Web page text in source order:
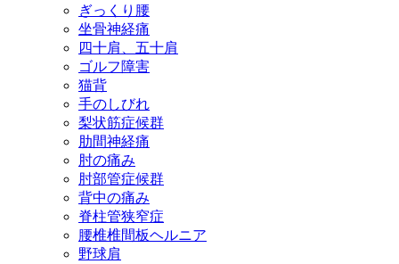
ぎっくり腰
坐骨神経痛
四十肩、五十肩
ゴルフ障害
猫背
手のしびれ
梨状筋症候群
肋間神経痛
肘の痛み
肘部管症候群
背中の痛み
脊柱管狭窄症
腰椎椎間板ヘルニア
野球肩